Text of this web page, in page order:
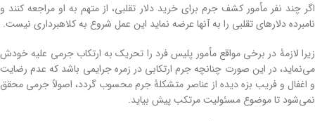
اگر چند نفر مأمور کشف جرم برای خرید دلار تقلبی، از متهم به او مراجعه کنند و
نامبرده دلارهای تقلبی را به آنها عرضه نماید این عمل شروع به کلاهبرداری نیست.
زیرا لازمۀ در برخی مواقع مأمور پلیس فرد را تحریک به ارتکاب جرمی علیه خودش
می‌نماید، در این صورت چنانچه جرم ارتکابی در زمره جرایمی باشد که عدم رضایت
و اغفال و فریب بزه دیده از عناصر متشکلۀ جرم محسوب گردد، اصولاً جرمی محقق
نمی‌شود تا موضوع مسئولیت مرتکب پیش بیاید.